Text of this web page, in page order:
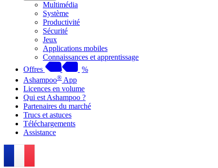
Multimédia
Système
Productivité
Sécurité
Jeux
Applications mobiles
Connaissances et apprentissage
Offres
%
Ashampoo® App
Licences en volume
Qui est Ashampoo ?
Partenaires du marché
Trucs et astuces
Téléchargements
Assistance